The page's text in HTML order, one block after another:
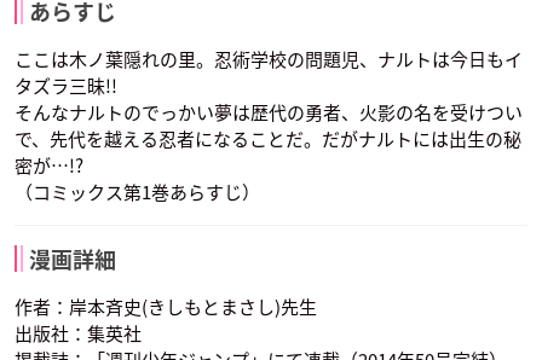
あらすじ
ここは木ノ葉隠れの里。忍術学校の問題児、ナルトは今日もイ
タズラ三昧!!
そんなナルトのでっかい夢は歴代の勇者、火影の名を受けつい
で、先代を越える忍者になることだ。だがナルトには出生の秘
密が…!?
（コミックス第1巻あらすじ）
漫画詳細
作者：岸本斉史(きしもとまさし)先生
出版社：集英社